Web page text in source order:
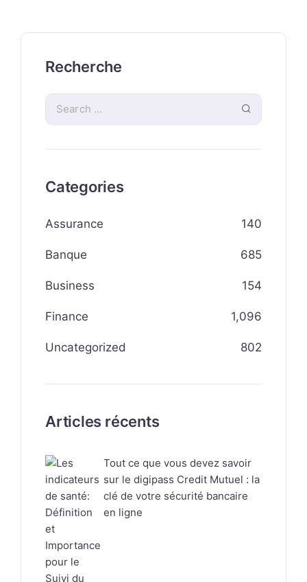
Recherche
Categories
Assurance 140
Banque 685
Business 154
Finance 1,096
Uncategorized 802
Articles récents
Tout ce que vous devez savoir
sur le digipass Credit Mutuel : la
clé de votre sécurité bancaire
en ligne